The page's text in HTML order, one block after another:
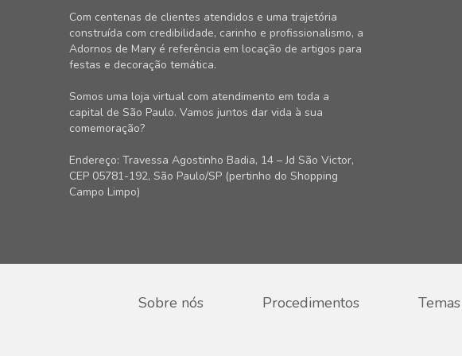
Com centenas de clientes atendidos e uma trajetória
construída com credibilidade, carinho e profissionalismo, a
Adornos de Mary é referência em locação de artigos para
festas e decoração temática.
Somos uma loja virtual com atendimento em toda a
capital de São Paulo. Vamos juntos dar vida à sua
comemoração?
Endereço: Travessa Agostinho Badia, 14 – Jd São Victor,
CEP 05781-192, São Paulo/SP (pertinho do Shopping
Campo Limpo)
Sobre nós Procedimentos Temas